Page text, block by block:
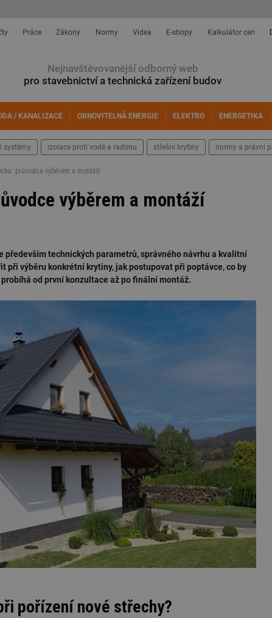
Práce Zákony Normy Videa E-shopy Kalkulátor cen
Nejnavštěvovanější odborný web
pro stavebnictví a technická zařízení budov
/ KANALIZACE OBNOVITELNÁ ENERGIE ELEKTRO ENERGETIKA
systémy izolace proti vodě a radonu střešní krytiny normy a právní
průvodce výběrem a montáží
výběrem a montáží
technických parametrů, správného návrhu a kvalitní
při výběru konkrétní krytiny, jak postupovat při poptávce, co by
od první konzultace až po finální montáž.
pořízení nové střechy?